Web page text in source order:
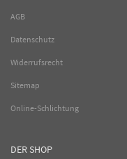
AGB
Datenschutz
Widerrufsrecht
Sitemap
Online-Schlichtung
DER SHOP